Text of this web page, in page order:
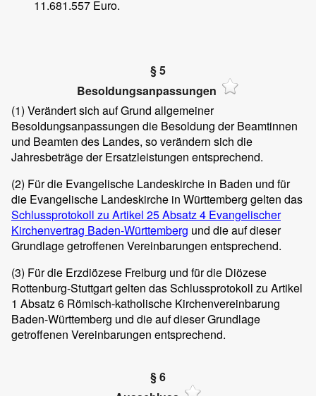
11.681.557 Euro.
§ 5
Besoldungsanpassungen
(1) Verändert sich auf Grund allgemeiner
Besoldungsanpassungen die Besoldung der Beamtinnen
und Beamten des Landes, so verändern sich die
Jahresbeträge der Ersatzleistungen entsprechend.
(2) Für die Evangelische Landeskirche in Baden und für
die Evangelische Landeskirche in Württemberg gelten das
Schlussprotokoll zu Artikel 25 Absatz 4 Evangelischer
Kirchenvertrag Baden-Württemberg und die auf dieser
Grundlage getroffenen Vereinbarungen entsprechend.
(3) Für die Erzdiözese Freiburg und für die Diözese
Rottenburg-Stuttgart gelten das Schlussprotokoll zu Artikel
1 Absatz 6 Römisch-katholische Kirchenvereinbarung
Baden-Württemberg und die auf dieser Grundlage
getroffenen Vereinbarungen entsprechend.
§ 6